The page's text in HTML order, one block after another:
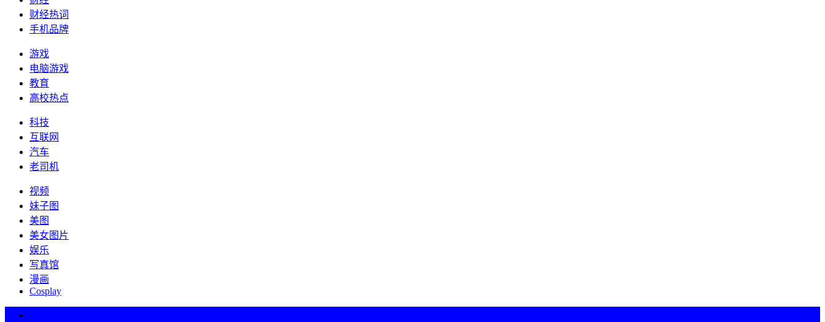
财经热词
手机品牌
游戏
电脑游戏
教育
高校热点
科技
互联网
汽车
老司机
视频
妹子图
美图
美女图片
娱乐
写真馆
漫画
Cosplay